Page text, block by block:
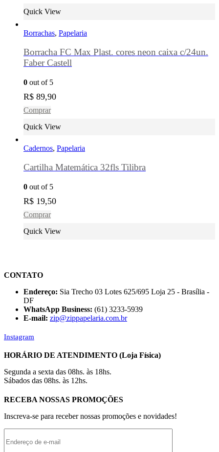
Quick View
Borrachas, Papelaria
Borracha FC Max Plast. cores neon caixa c/24un.
Faber Castell
0 out of 5
R$ 89,90
Comprar
Quick View
Cadernos, Papelaria
Cartilha Matemática 32fls Tilibra
0 out of 5
R$ 19,50
Comprar
Quick View
CONTATO
Endereço: Sia Trecho 03 Lotes 625/695 Loja 25 - Brasília -
DF
WhatsApp Business: (61) 3233-5939
E-mail: zip@zippapelaria.com.br
Instagram
HORÁRIO DE ATENDIMENTO (Loja Física)
Segunda a sexta das 08hs. às 18hs.
Sábados das 08hs. às 12hs.
RECEBA NOSSAS PROMOÇÕES
Inscreva-se para receber nossas promoções e novidades!